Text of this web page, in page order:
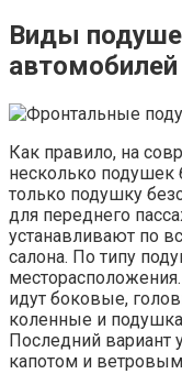
Виды
автомобилей
Как правило, на
несколько подушек
только подушку
для переднего
устанавливают по
салона. По типу
идут боковые,
коленные и
Последний вариант
капотом и